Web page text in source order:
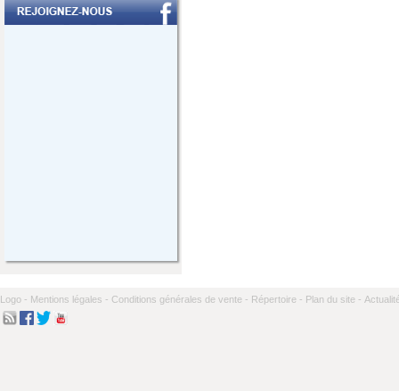
Logo - Mentions légales - Conditions générales de vente - Répertoire - Plan du site -